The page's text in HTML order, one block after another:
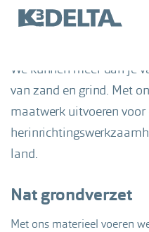
Overslaan
inhoud
gaan
Dienstverlening
We kunnen meer dan je
van zand en grind. Met
maatwerk uitvoeren voor
land.
Nat grondverzet
Met ons materieel voeren